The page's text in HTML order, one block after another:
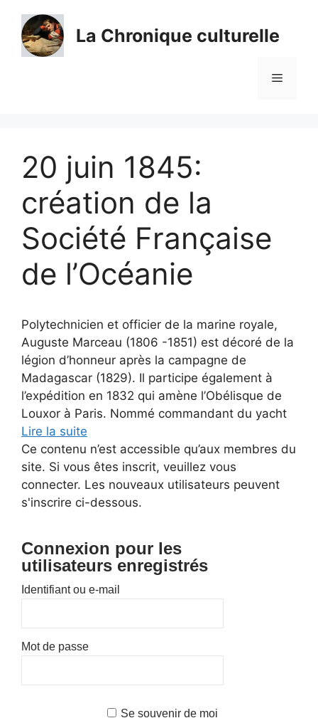
contenu
La Chronique culturelle
Menu
20 juin 1845:
création de la
Société Française
de l’Océanie
Polytechnicien et officier de la marine royale,
Auguste Marceau (1806 -1851) est décoré de la
légion d’honneur après la campagne de
Madagascar (1829). Il participe également à
l’expédition en 1832 qui amène l’Obélisque de
Louxor à Paris. Nommé commandant du yacht
Lire la suite
Ce contenu n’est accessible qu’aux membres du
site. Si vous êtes inscrit, veuillez vous
connecter. Les nouveaux utilisateurs peuvent
s'inscrire ci-dessous.
Connexion pour les
utilisateurs enregistrés
Identifiant ou e-mail
Mot de passe
Se souvenir de moi